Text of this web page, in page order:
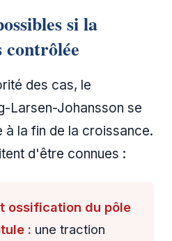
si la
contrôlée
des cas, le
Larsen-Johansson se
à la fin de la croissance.
d'être connues :
ossification du pôle
: une traction